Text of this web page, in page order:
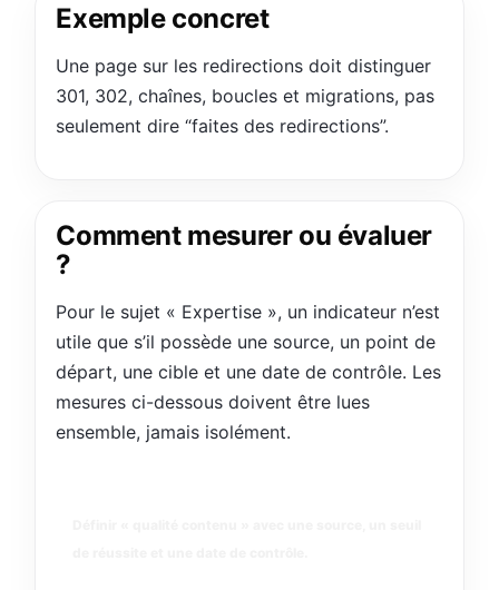
Exemple concret
Une page sur les redirections doit distinguer
301, 302, chaînes, boucles et migrations, pas
seulement dire “faites des redirections”.
Comment mesurer ou évaluer
?
Pour le sujet « Expertise », un indicateur n’est
utile que s’il possède une source, un point de
départ, une cible et une date de contrôle. Les
mesures ci-dessous doivent être lues
ensemble, jamais isolément.